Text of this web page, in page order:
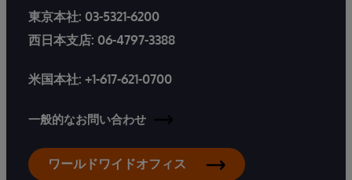
東京本社: 03-5321-6200
西日本支店: 06-4797-3388
米国本社: +1-617-621-0700
一般的なお問い合わせ
ワールドワイドオフィス